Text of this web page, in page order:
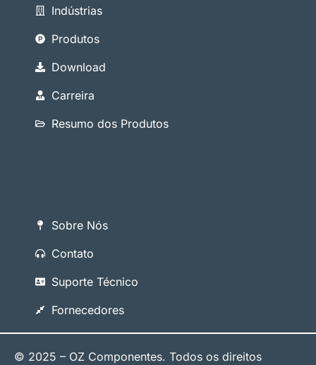
Indústrias
Produtos
Download
Carreira
Resumo dos Produtos
Sobre Nós
Contato
Suporte Técnico
Fornecedores
© 2025 – OZ Componentes. Todos os direitos